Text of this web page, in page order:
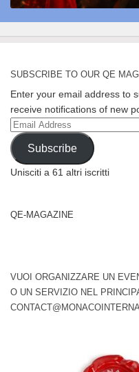
SUBSCRIBE TO OUR QE
Enter your email address to
receive notifications of new
Email
Address
Subscribe
Unisciti a 61 altri iscritti
QE-MAGAZINE
VUOI ORGANIZZARE UN
O UN SERVIZIO NEL